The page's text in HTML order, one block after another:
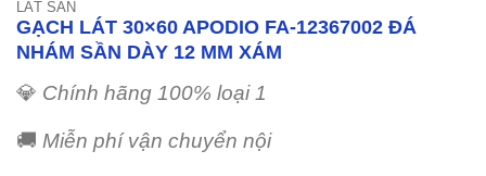
LÁT SÂN
GẠCH LÁT 30×60 APODIO FA-12367002 ĐÁ
NHÁM SẦN DÀY 12 MM XÁM
💎 Chính hãng 100% loại 1
🚚 Miễn phí vận chuyển nội